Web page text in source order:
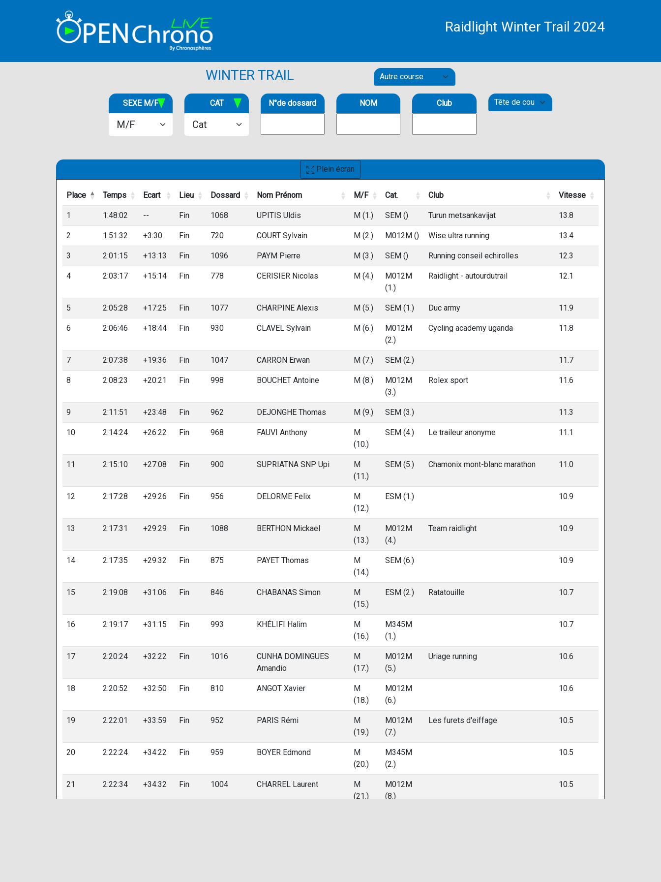
Raidlight Winter Trail 2024
WINTER TRAIL
SEXE M/F CAT N°de dossard NOM Club
Plein écran
Place Temps Ecart Lieu Dossard Nom Prénom M/F Cat. Club
Vitesse
Place
Temps Lieu Dossard Nom Prénom M/F Cat. Club Vitesse
1 1:48:02 -- Fin 1068 UPITIS Uldis M (1.) SEM () Turun metsankavijat 13.8
2 1:51:32 +3:30 Fin 720 COURT Sylvain M (2.) M012M () Wise ultra running 13.4
3 2:01:15 +13:13 Fin 1096 PAYM Pierre M (3.) SEM () Running conseil echirolles 12.3
4 2:03:17 +15:14 Fin 778 CERISIER Nicolas M (4.)
M012M
(1.)
Raidlight - autourdutrail 12.1
5 2:05:28 +17:25 Fin 1077 CHARPINE Alexis M (5.) SEM (1.) Duc army 11.9
6 2:06:46 +18:44 Fin 930 CLAVEL Sylvain M (6.)
M012M
(2.)
Cycling academy uganda 11.8
7 2:07:38 +19:36 Fin 1047 CARRON Erwan M (7.) SEM (2.) 11.7
8 2:08:23 +20:21 Fin 998 BOUCHET Antoine M (8.)
M012M
(3.)
Rolex sport 11.6
9 2:11:51 +23:48 Fin 962 DEJONGHE Thomas M (9.) SEM (3.) 11.3
10 2:14:24 +26:22 Fin 968 FAUVI Anthony
M
(10.)
SEM (4.) Le traileur anonyme 11.1
11 2:15:10 +27:08 Fin 900 SUPRIATNA SNP Upi
M
(11.)
SEM (5.) Chamonix mont-blanc marathon 11.0
12 2:17:28 +29:26 Fin 956 DELORME Felix
M
(12.)
ESM (1.) 10.9
13 2:17:31 +29:29 Fin 1088 BERTHON Mickael
M
(13.)
M012M
(4.)
Team raidlight 10.9
14 2:17:35 +29:32 Fin 875 PAYET Thomas
M
(14.)
SEM (6.) 10.9
15 2:19:08 +31:06 Fin 846 CHABANAS Simon
M
(15.)
ESM (2.) Ratatouille 10.7
16 2:19:17 +31:15 Fin 993 KHÉLIFI Halim
M
(16.)
M345M
(1.)
10.7
17 2:20:24 +32:22 Fin 1016
CUNHA DOMINGUES
Amandio
M
(17.)
M012M
(5.)
Uriage running 10.6
18 2:20:52 +32:50 Fin 810 ANGOT Xavier
M
(18.)
M012M
(6.)
10.6
19 2:22:01 +33:59 Fin 952 PARIS Rémi
M
(19.)
M012M
(7.)
Les furets d'eiffage 10.5
20 2:22:24 +34:22 Fin 959 BOYER Edmond
M
(20.)
M345M
(2.)
10.5
21 2:22:34 +34:32 Fin 1004 CHARREL Laurent
M
(21.)
M012M
(8.)
10.5